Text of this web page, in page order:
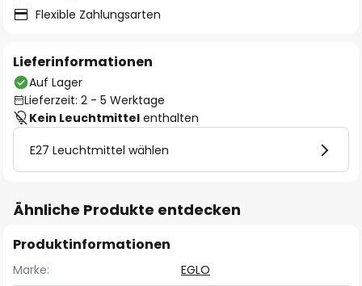
Flexible Zahlungsarten
Lieferinformationen
Auf Lager
Lieferzeit: 2 - 5 Werktage
Kein Leuchtmittel enthalten
E27 Leuchtmittel wählen
Ähnliche Produkte entdecken
Produktinformationen
Marke:
EGLO